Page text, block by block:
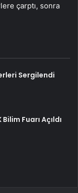
çarptı, sonra
Sergilendi
Fuarı Açıldı